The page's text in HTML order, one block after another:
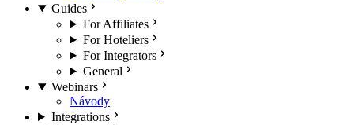
Guides
For Affiliates
For Hoteliers
For Integrators
General
Webinars
Návody
Integrations